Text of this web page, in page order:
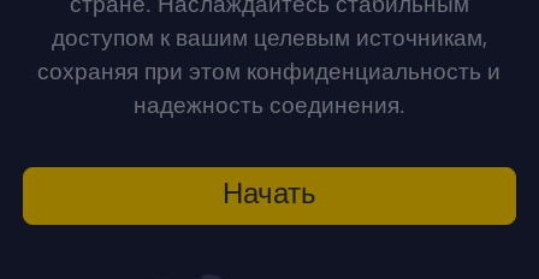
стране. Наслаждайтесь стабильным
доступом к вашим целевым источникам,
сохраняя при этом конфиденциальность и
надежность соединения.
Начать